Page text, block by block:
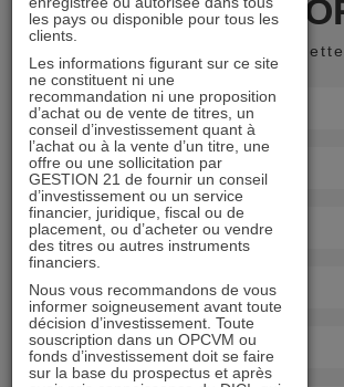
RESTER
Recevoir nos
les pays ou disponible pour tous les
clients.
Les informations figurant sur ce site
ne constituent ni une
recommandation ni une proposition
d’achat ou de vente de titres, un
conseil d’investissement quant à
l’achat ou à la vente d’un titre, une
offre ou une sollicitation par
GESTION 21 de fournir un conseil
d’investissement ou un service
financier, juridique, fiscal ou de
placement, ou d’acheter ou vendre
des titres ou autres instruments
financiers.
Nous vous recommandons de vous
informer soigneusement avant toute
décision d’investissement. Toute
souscription dans un OPCVM ou
fonds d’investissement doit se faire
sur la base du prospectus et après